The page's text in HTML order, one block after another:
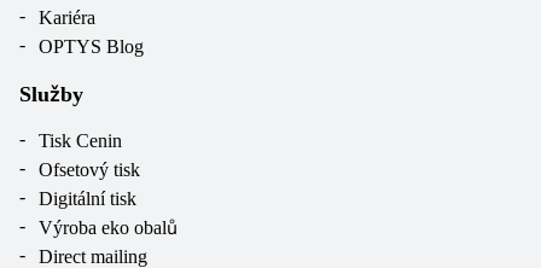
Kariéra
OPTYS Blog
Služby
Tisk Cenin
Ofsetový tisk
Digitální tisk
Výroba eko obalů
Direct mailing